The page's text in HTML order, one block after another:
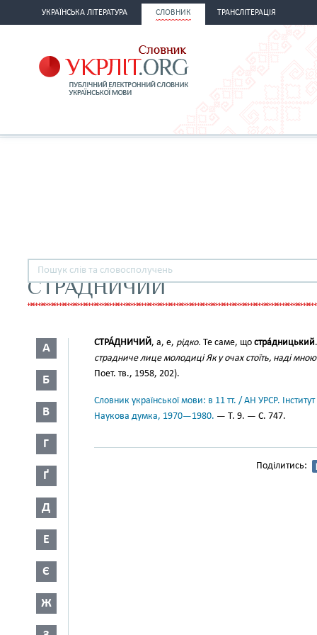
УКРАЇНСЬКА ЛІТЕРАТУРА СЛОВНИК ТРАНСЛІТЕРАЦІЯ
СТРАДНИЧИЙ
А
Б
В
Г
Ґ
Д
Е
Є
Ж
СТРА́ДНИЧИЙ, а, е, рідко. Те саме, що стра́дницький
страдниче лице молодиці Як у очах стоїть, наді
Поет. тв., 1958, 202).
Словник української мови: в 11 тт. / АН УРСР.
Наукова думка, 1970—1980. — Т. 9. — С. 747.
Поділитись: